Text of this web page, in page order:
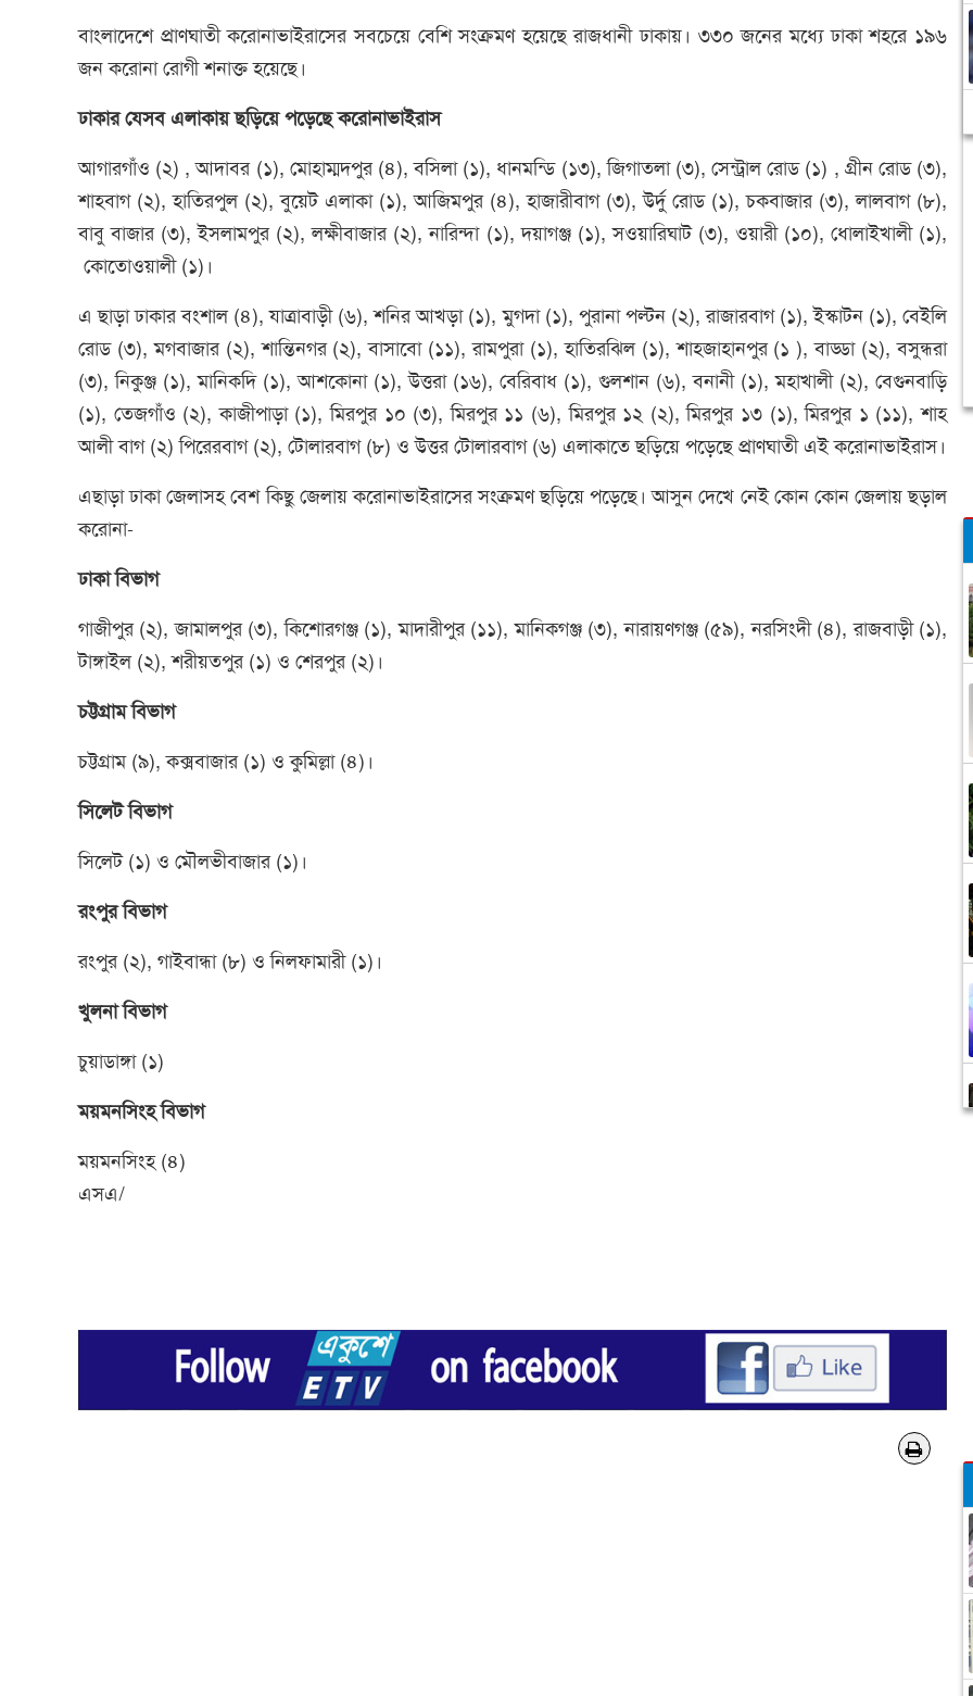
বাংলাদেশে প্রাণঘাতী করোনাভাইরাসের সবচেয়ে বেশি সংক্রমণ হয়েছে রাজধানী ঢাকায়। ৩৩০ জনের মধ্যে ঢাকা শহরে ১৯৬
জন করোনা রোগী শনাক্ত হয়েছে।
ঢাকার যেসব এলাকায় ছড়িয়ে পড়েছে করোনাভাইরাস
আগারগাঁও (২) , আদাবর (১), মোহাম্মদপুর (৪), বসিলা (১), ধানমন্ডি (১৩), জিগাতলা (৩), সেন্ট্রাল রোড (১) , গ্রীন রোড (৩),
শাহবাগ (২), হাতিরপুল (২), বুয়েট এলাকা (১), আজিমপুর (৪), হাজারীবাগ (৩), উর্দু রোড (১), চকবাজার (৩), লালবাগ (৮),
বাবু বাজার (৩), ইসলামপুর (২), লক্ষীবাজার (২), নারিন্দা (১), দয়াগঞ্জ (১), সওয়ারিঘাট (৩), ওয়ারী (১০), ধোলাইখালী (১),
কোতোওয়ালী (১)।
এ ছাড়া ঢাকার বংশাল (৪), যাত্রাবাড়ী (৬), শনির আখড়া (১), মুগদা (১), পুরানা পল্টন (২), রাজারবাগ (১), ইস্কাটন (১), বেইলি
রোড (৩), মগবাজার (২), শান্তিনগর (২), বাসাবো (১১), রামপুরা (১), হাতিরঝিল (১), শাহজাহানপুর (১ ), বাড্ডা (২), বসুন্ধরা
(৩), নিকুঞ্জ (১), মানিকদি (১), আশকোনা (১), উত্তরা (১৬), বেরিবাধ (১), গুলশান (৬), বনানী (১), মহাখালী (২), বেগুনবাড়ি
(১), তেজগাঁও (২), কাজীপাড়া (১), মিরপুর ১০ (৩), মিরপুর ১১ (৬), মিরপুর ১২ (২), মিরপুর ১৩ (১), মিরপুর ১ (১১), শাহ
আলী বাগ (২) পিরেরবাগ (২), টোলারবাগ (৮) ও উত্তর টোলারবাগ (৬) এলাকাতে ছড়িয়ে পড়েছে প্রাণঘাতী এই করোনাভাইরাস।
এছাড়া ঢাকা জেলাসহ বেশ কিছু জেলায় করোনাভাইরাসের সংক্রমণ ছড়িয়ে পড়েছে। আসুন দেখে নেই কোন কোন জেলায় ছড়াল
করোনা-
ঢাকা বিভাগ
গাজীপুর (২), জামালপুর (৩), কিশোরগঞ্জ (১), মাদারীপুর (১১), মানিকগঞ্জ (৩), নারায়ণগঞ্জ (৫৯), নরসিংদী (৪), রাজবাড়ী (১),
টাঙ্গাইল (২), শরীয়তপুর (১) ও শেরপুর (২)।
চট্টগ্রাম বিভাগ
চট্টগ্রাম (৯), কক্সবাজার (১) ও কুমিল্লা (৪)।
সিলেট বিভাগ
সিলেট (১) ও মৌলভীবাজার (১)।
রংপুর বিভাগ
রংপুর (২), গাইবান্ধা (৮) ও নিলফামারী (১)।
খুলনা বিভাগ
চুয়াডাঙ্গা (১)
ময়মনসিংহ বিভাগ
ময়মনসিংহ (৪)
এসএ/